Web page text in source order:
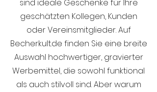
sind ideale Geschenke für Ihre
geschätzten Kollegen, Kunden
oder Vereinsmitglieder. Auf
Becherkult.de finden Sie eine breite
Auswahl hochwertiger, gravierter
Werbemittel, die sowohl funktional
als auch stilvoll sind. Aber warum